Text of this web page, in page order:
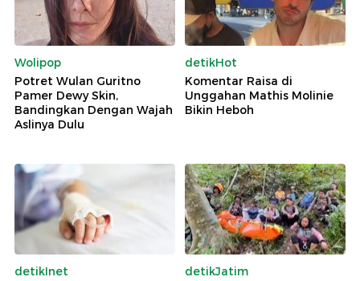
Wolipop
Potret Wulan Guritno
Pamer Dewy Skin,
Bandingkan Dengan Wajah
Aslinya Dulu
detikHot
Komentar Raisa di
Unggahan Mathis Molinie
Bikin Heboh
detikInet
detikJatim